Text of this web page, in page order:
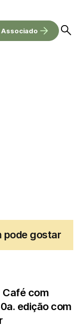
Associado
pode gostar
Café com
edição com